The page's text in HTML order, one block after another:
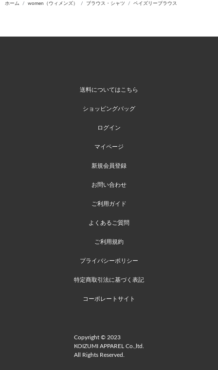
ホーム women（ウィメンズ） ブラウス・シャツ ペイズリーブラウス
送料についてはこちら
ショッピングバッグ
ログイン
マイページ
新規会員登録
お問い合わせ
ご利用ガイド
よくあるご質問
ご利用規約
プライバシーポリシー
特定商取引法に基づく表記
コーポレートサイト
Copyright © 2023
KOIZUMI APPAREL Co.,ltd.
All Rights Reserved.